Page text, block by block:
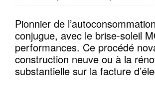
Pionnier de
conjugue, avec le brise-soleil
performances. Ce procédé
construction neuve ou à la
substantielle sur la facture